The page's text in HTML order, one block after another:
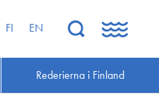
FI EN
Rederierna i Finland